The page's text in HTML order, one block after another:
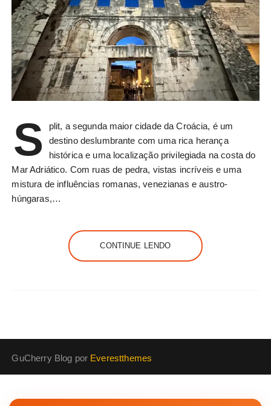
S
plit, a segunda maior cidade da Croácia, é um
destino deslumbrante com uma rica herança
histórica e uma localização privilegiada na costa do
Mar Adriático. Com ruas de pedra, vistas incríveis e uma
mistura de influências romanas, venezianas e austro-
húngaras,…
CONTINUE LENDO
GuCherry Blog por Everestthemes